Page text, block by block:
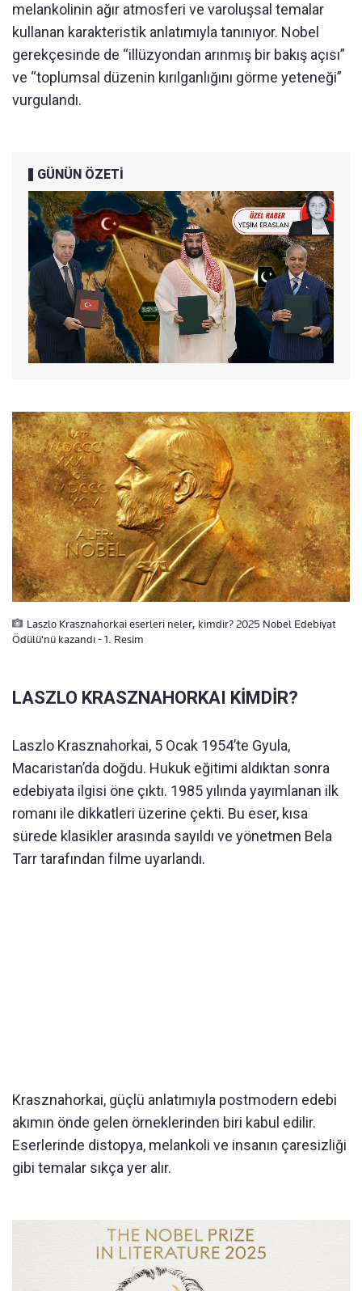
melankolinin ağır atmosferi ve varoluşsal temalar
kullanan karakteristik anlatımıyla tanınıyor. Nobel
gerekçesinde de “illüzyondan arınmış bir bakış açısı”
ve “toplumsal düzenin kırılganlığını görme yeteneği”
vurgulandı.
GÜNÜN ÖZETİ
Laszlo Krasznahorkai eserleri neler, kimdir? 2025 Nobel Edebiyat
Ödülü'nü kazandı - 1. Resim
LASZLO KRASZNAHORKAI KİMDİR?
Laszlo Krasznahorkai, 5 Ocak 1954’te Gyula,
Macaristan’da doğdu. Hukuk eğitimi aldıktan sonra
edebiyata ilgisi öne çıktı. 1985 yılında yayımlanan ilk
romanı ile dikkatleri üzerine çekti. Bu eser, kısa
sürede klasikler arasında sayıldı ve yönetmen Bela
Tarr tarafından filme uyarlandı.
Krasznahorkai, güçlü anlatımıyla postmodern edebi
akımın önde gelen örneklerinden biri kabul edilir.
Eserlerinde distopya, melankoli ve insanın çaresizliği
gibi temalar sıkça yer alır.